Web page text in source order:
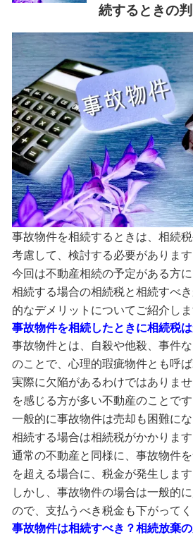
続するときの
事故物件を相続するときは、相続
考慮して、検討する必要があります
今回は不動産相続の予定がある方
相続する場合の相続税と相続すべ
的なデメリットについてご紹介しま
事故物件を相続したときに相続税
事故物件とは、自殺や他殺、事件
のことで、心理的瑕疵物件とも呼ば
実際に欠陥があるわけではありま
を感じる方が多い不動産のことです
一般的に事故物件は売却も困難にな
相続する場合は相続税がかかります
通常の不動産と同様に、事故物件
を超える場合に、税金が発生します
しかし、事故物件の場合は一般的
ので、支払うべき税金も下がってく
事故物件は相続すべき？相続放棄